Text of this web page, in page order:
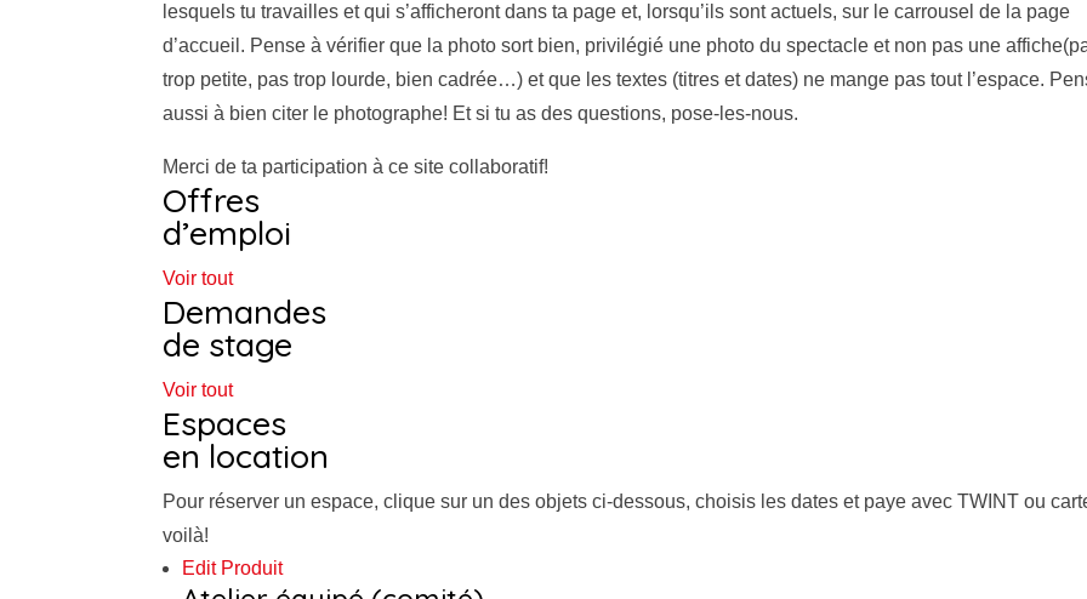
lesquels tu travailles et qui s’afficheront dans ta page et, lorsqu’ils sont actuels, sur le carrousel de la page
d’accueil. Pense à vérifier que la photo sort bien, privilégié une photo du spectacle et non pas une
trop petite, pas trop lourde, bien cadrée…) et que les textes (titres et dates) ne mange pas tout l’espace.
aussi à bien citer le photographe! Et si tu as des questions, pose-les-nous.
Merci de ta participation à ce site collaboratif!
Offres
d’emploi
Voir tout
Demandes
de stage
Voir tout
Espaces
en location
Pour réserver un espace, clique sur un des objets ci-dessous, choisis les dates et paye avec TWINT ou
voilà!
Edit Produit